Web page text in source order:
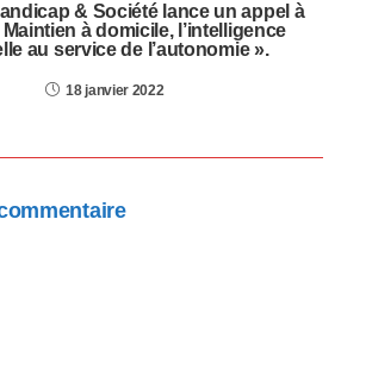
& Société lance un appel à
à domicile, l’intelligence
au service de l’autonomie ».
18 janvier 2022